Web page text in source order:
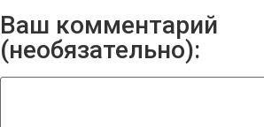
Ваш комментарий
(необязательно):